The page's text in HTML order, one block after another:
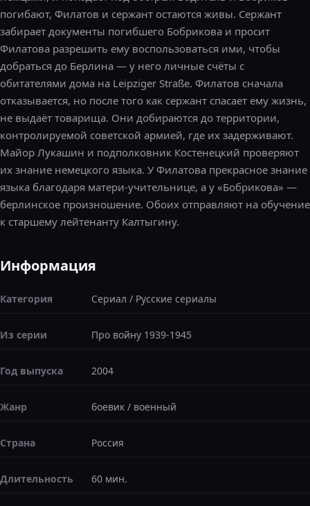
погибают, Филатов и сержант остаются живы. Сержант
забирает документы погибшего Бобрикова и просит
Филатова разрешить ему воспользоваться ими, чтобы
добраться до Берлина — у него личные счёты с
обитателями дома на Leipziger Straße. Филатов сначала
отказывается, но после того как сержант спасает ему жизнь,
не выдаёт товарища. Они добираются до территории,
контролируемой советской армией, где их задерживают.
Майор Лукашин и подполковник Костенецкий проверяют
их знание немецкого языка. У Филатова прекрасное знание
языка благодаря матери-учительнице, а у «Бобрикова» —
берлинское произношение. Обоих отправляют на обучение
к старшему лейтенанту Калтыгину.
Информация
Категория Сериал / Русские сериалы
Из серии Про войну 1939-1945
Год выпуска 2004
Жанр боевик / военный
Страна Россия
Длительность 60 мин.